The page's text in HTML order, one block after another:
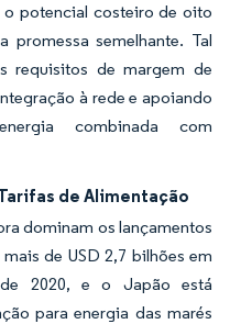
potencial costeiro de oito
semelhante. Tal
requisitos de margem de
à rede e apoiando
combinada com
de Alimentação
dominam os lançamentos
de USD 2,7 bilhões em
2020, e o Japão está
para energia das marés